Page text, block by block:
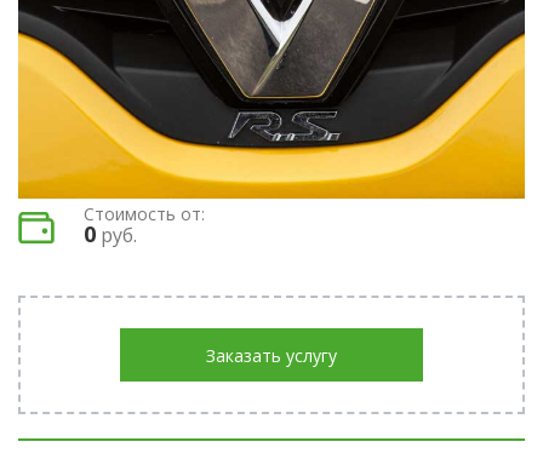
Стоимость от:
0 руб.
Заказать услугу